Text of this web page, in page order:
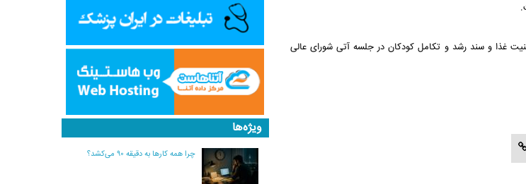
غذا و سند رشد و تکامل کودکان در جلسه آتی شورای عالی
ویژه‌ها
چرا همه کارها به دقیقه ۹۰ می‌کشد؟